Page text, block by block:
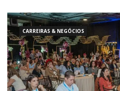
justificável dentro
CARREIRAS & NEGÓCIOS